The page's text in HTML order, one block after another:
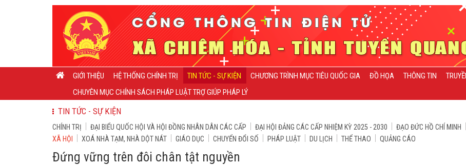
GIỚI THIỆU HỆ THỐNG CHÍNH TRỊ TIN TỨC - SỰ KIỆN CHƯƠNG TRÌNH MỤC TIÊU QUỐC GIA ĐỒ HỌA THÔNG TIN
CHUYÊN MỤC CHÍNH SÁCH PHÁP LUẬT TRỢ GIÚP PHÁP LÝ
TIN TỨC - SỰ KIỆN
CHÍNH TRỊ ĐẠI BIỂU QUỐC HỘI VÀ HỘI ĐỒNG NHÂN DÂN CÁC CẤP ĐẠI HỘI ĐẢNG CÁC CẤP NHIỆM KỲ 2025 - 2030 ĐẠO ĐỨC HỒ CHÍ MINH
XÃ HỘI
XOÁ NHÀ TẠM, NHÀ DỘT NÁT GIÁO DỤC CHUYỂN ĐỔI SỐ PHÁP LUẬT DU LỊCH THỂ THAO QUẢNG CÁO
Đứng vững trên đôi chân tật nguyền